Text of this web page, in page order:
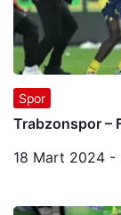
Spor
Trabzonspor –
18 Mart 2024 -